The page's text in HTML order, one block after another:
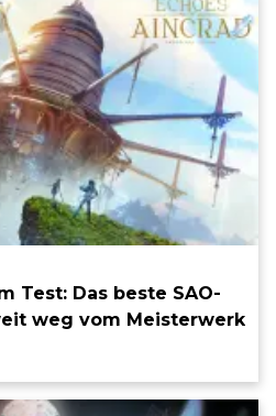
Test: Das beste SAO-
weg vom Meisterwerk